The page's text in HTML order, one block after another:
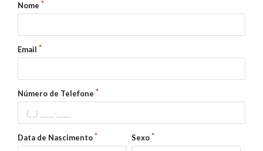
Nome
Email
Número de Telefone
Data de Nascimento Sexo